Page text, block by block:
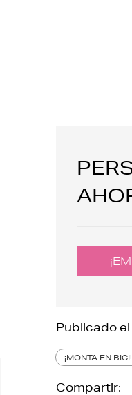
Publicado el
¡MONTA EN BICI!
Compartir: